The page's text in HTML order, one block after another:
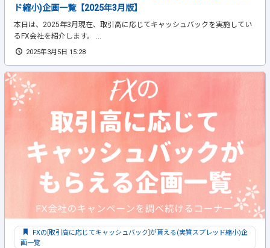
ド縮小)企画一覧【2025年3月版】
本日は、2025年3月現在、取引高に応じてキャッシュバックを実施してい
るFX会社を紹介します。 ...
2025年3月5日 15:28
FXの[取引高に応じてキャッシュバック]が貰える(実質スプレッド縮小)企
画一覧